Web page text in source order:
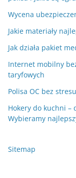
Wycena
Jakie materiały
Jak działa pakiet
Internet mobilny
taryfowych
Polisa OC bez
Hokery do kuchni –
Wybieramy
Sitemap